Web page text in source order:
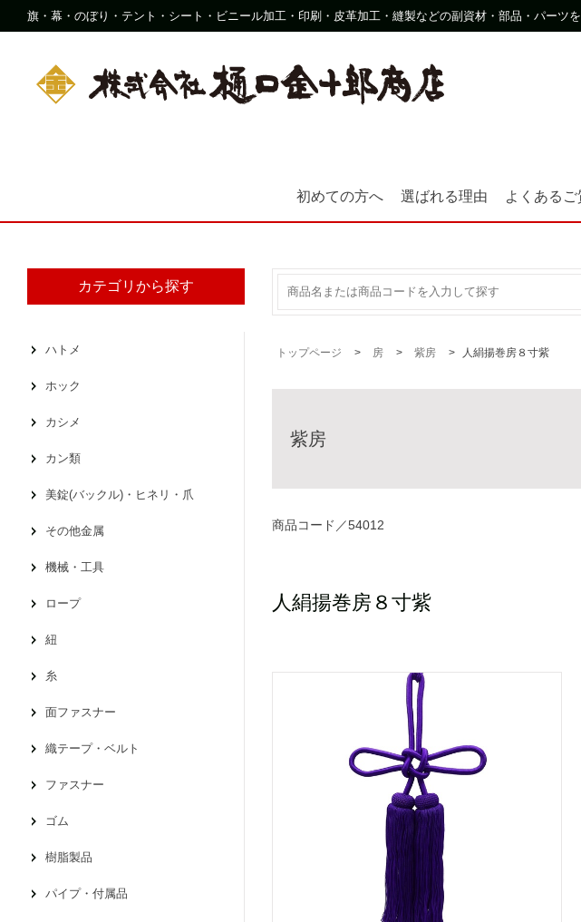
旗・幕・のぼり・テント・シート・ビニール加工・印刷・皮革加工・縫製などの副資材・部品・パーツ
初めての方へ 選ばれる理由 よくあるご
トップページ 房 紫房 人絹揚巻房８寸紫
紫房
商品コード／54012
人絹揚巻房８寸紫
カテゴリから探す
ハトメ
ホック
カシメ
カン類
美錠(バックル)・ヒネリ・爪
その他金属
機械・工具
ロープ
紐
糸
面ファスナー
織テープ・ベルト
ファスナー
ゴム
樹脂製品
パイプ・付属品